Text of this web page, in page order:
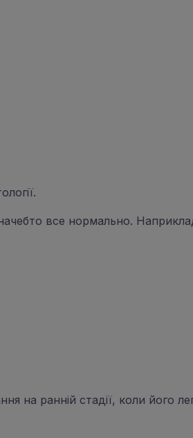
все нормально.
на ранній стадії, коли його